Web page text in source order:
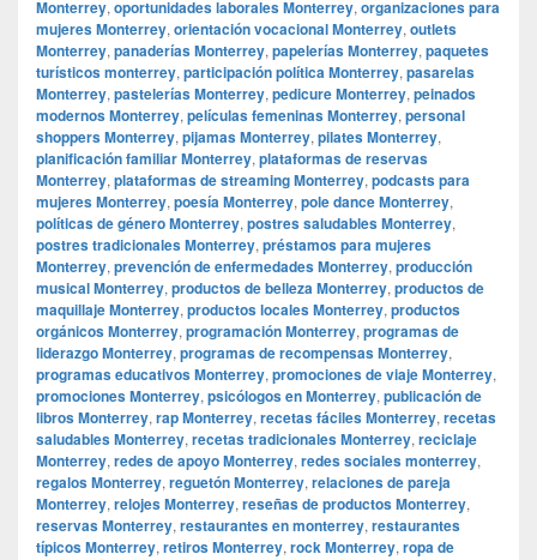
Monterrey, oportunidades laborales Monterrey, organizaciones para
mujeres Monterrey, orientación vocacional Monterrey, outlets
Monterrey, panaderías Monterrey, papelerías Monterrey, paquetes
turísticos monterrey, participación política Monterrey, pasarelas
Monterrey, pastelerías Monterrey, pedicure Monterrey, peinados
modernos Monterrey, películas femeninas Monterrey, personal
shoppers Monterrey, pijamas Monterrey, pilates Monterrey,
planificación familiar Monterrey, plataformas de reservas
Monterrey, plataformas de streaming Monterrey, podcasts para
mujeres Monterrey, poesía Monterrey, pole dance Monterrey,
políticas de género Monterrey, postres saludables Monterrey,
postres tradicionales Monterrey, préstamos para mujeres
Monterrey, prevención de enfermedades Monterrey, producción
musical Monterrey, productos de belleza Monterrey, productos de
maquillaje Monterrey, productos locales Monterrey, productos
orgánicos Monterrey, programación Monterrey, programas de
liderazgo Monterrey, programas de recompensas Monterrey,
programas educativos Monterrey, promociones de viaje Monterrey,
promociones Monterrey, psicólogos en Monterrey, publicación de
libros Monterrey, rap Monterrey, recetas fáciles Monterrey, recetas
saludables Monterrey, recetas tradicionales Monterrey, reciclaje
Monterrey, redes de apoyo Monterrey, redes sociales monterrey,
regalos Monterrey, reguetón Monterrey, relaciones de pareja
Monterrey, relojes Monterrey, reseñas de productos Monterrey,
reservas Monterrey, restaurantes en monterrey, restaurantes
típicos Monterrey, retiros Monterrey, rock Monterrey, ropa de